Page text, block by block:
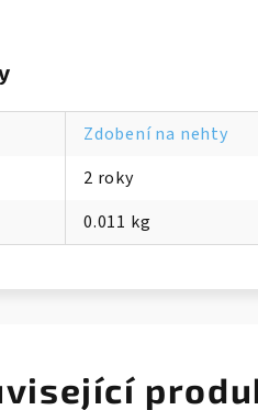
Zdobení na nehty
2 roky
0.011 kg